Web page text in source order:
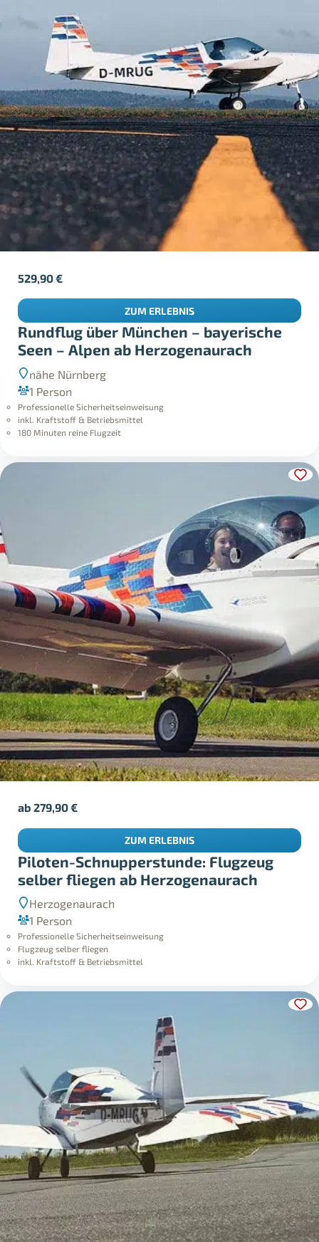
Rundflug über München – bayerische
Seen – Alpen ab Herzogenaurach
nähe Nürnberg
1 Person
Professionelle Sicherheitseinweisung
inkl. Kraftstoff & Betriebsmittel
180 Minuten reine Flugzeit
529,90€
ZUM ERLEBNIS
Piloten-Schnupperstunde: Flugzeug
selber fliegen ab Herzogenaurach
Herzogenaurach
1 Person
Professionelle Sicherheitseinweisung
Flugzeug selber fliegen
inkl. Kraftstoff & Betriebsmittel
ab279,90€
ZUM ERLEBNIS